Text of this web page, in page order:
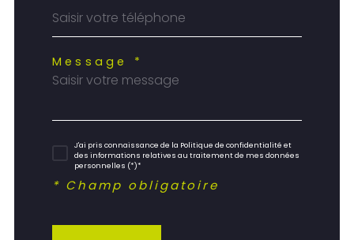
Message *
J'ai pris connaissance de la Politique de confidentialité et
des informations relatives au traitement de mes données
personnelles (*)*
* Champ obligatoire